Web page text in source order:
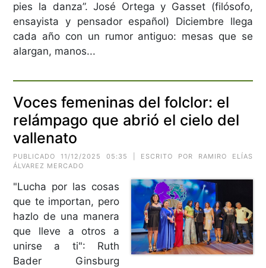
pies la danza”. José Ortega y Gasset (filósofo,
ensayista y pensador español) Diciembre llega
cada año con un rumor antiguo: mesas que se
alargan, manos...
Voces femeninas del folclor: el
relámpago que abrió el cielo del
vallenato
PUBLICADO 11/12/2025 05:35 | ESCRITO POR RAMIRO ELÍAS
ÁLVAREZ MERCADO
"Lucha por las cosas
que te importan, pero
hazlo de una manera
que lleve a otros a
unirse a ti": Ruth
Bader Ginsburg